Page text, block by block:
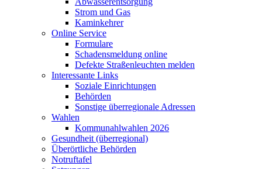
Strom und Gas
Kaminkehrer
Online Service
Formulare
Schadensmeldung online
Defekte Straßenleuchten melden
Interessante Links
Soziale Einrichtungen
Behörden
Sonstige überregionale Adressen
Wahlen
Kommunahlwahlen 2026
Gesundheit (überregional)
Überörtliche Behörden
Notruftafel